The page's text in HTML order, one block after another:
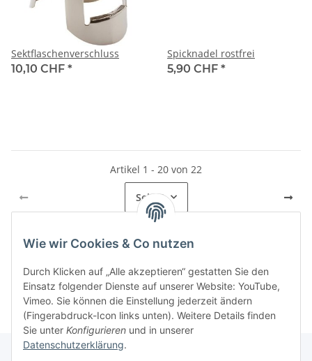
Sektflaschenverschluss
10,10 CHF *
Spicknadel rostfrei
5,90 CHF *
Artikel 1 - 20 von 22
Seite1
Kategorien
Wie wir Cookies & Co nutzen
Durch Klicken auf „Alle akzeptieren“ gestatten Sie den
Einsatz folgender Dienste auf unserer Website: YouTube,
Vimeo. Sie können die Einstellung jederzeit ändern
(Fingerabdruck-Icon links unten). Weitere Details finden
Sie unter Konfigurieren und in unserer
Datenschutzerklärung.